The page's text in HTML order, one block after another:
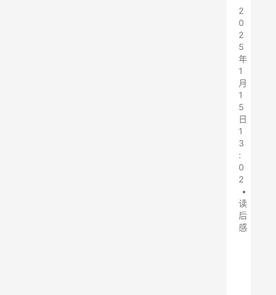
2
0
2
5
年
1
月
1
5
日
1
3
:
0
2
•
读
后
感